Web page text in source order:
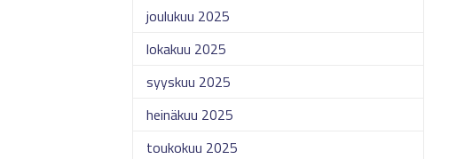
joulukuu 2025
lokakuu 2025
syyskuu 2025
heinäkuu 2025
toukokuu 2025